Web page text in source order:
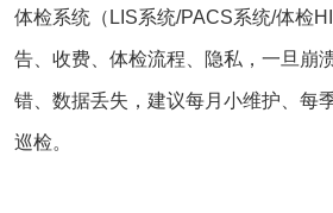
体检系统（LIS系统/PACS系统/体检
告、收费、体检流程、隐私，一旦崩
错、数据丢失，建议每月小维护、每
巡检。